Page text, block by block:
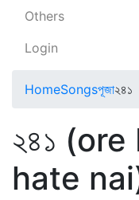
Others
Login
HomeSongsপূজা২৪১
২৪১
hate